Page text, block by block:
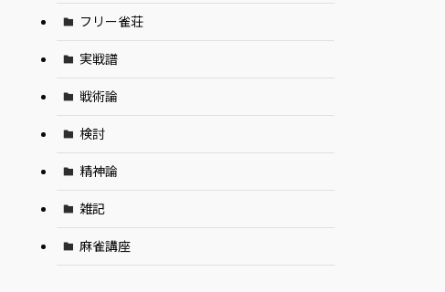
フリー雀荘
実戦譜
戦術論
検討
精神論
雑記
麻雀講座